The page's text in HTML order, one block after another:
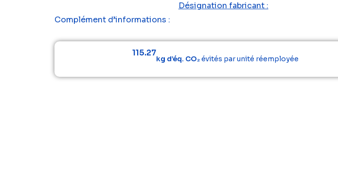
Désignation fabricant :
Complément d’informations :
115.27
kg d’éq. CO₂évités par unité réemployée